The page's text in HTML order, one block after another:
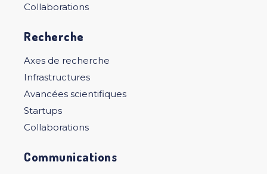
Collaborations
Recherche
Axes de recherche
Infrastructures
Avancées scientifiques
Startups
Collaborations
Communications